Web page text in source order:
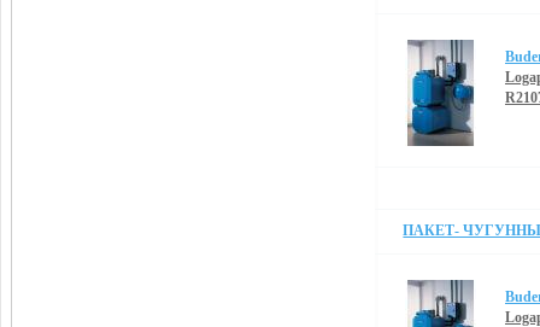
ПАКЕТ- ЧУГУННЫЙ